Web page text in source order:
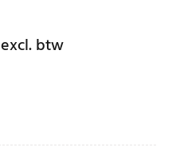
excl. btw